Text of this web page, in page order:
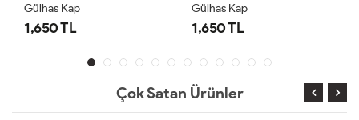
Gülhas Kap
1,650 TL
Gülhas Kap
1,650 TL
Çok Satan Ürünler